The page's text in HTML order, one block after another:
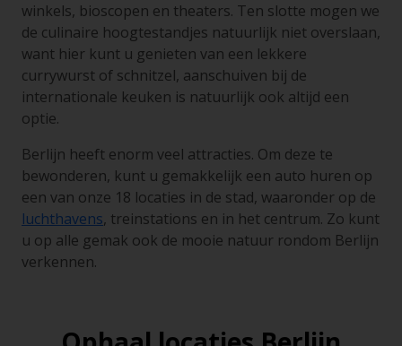
winkels, bioscopen en theaters. Ten slotte mogen we
de culinaire hoogtestandjes natuurlijk niet overslaan,
want hier kunt u genieten van een lekkere
currywurst of schnitzel, aanschuiven bij de
internationale keuken is natuurlijk ook altijd een
optie.
Berlijn heeft enorm veel attracties. Om deze te
bewonderen, kunt u gemakkelijk een auto huren op
een van onze 18 locaties in de stad, waaronder op de
luchthavens, treinstations en in het centrum. Zo kunt
u op alle gemak ook de mooie natuur rondom Berlijn
verkennen.